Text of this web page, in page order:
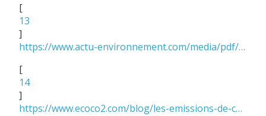
[
13
]
https://www.actu-environnement.com/media/pdf/news-26748-rapport-cgedd-cgeiet-hydrogene.pdf
[
14
]
https://www.ecoco2.com/blog/les-emissions-de-co2-de-la-production-delectricite-europeenne-en-direct/